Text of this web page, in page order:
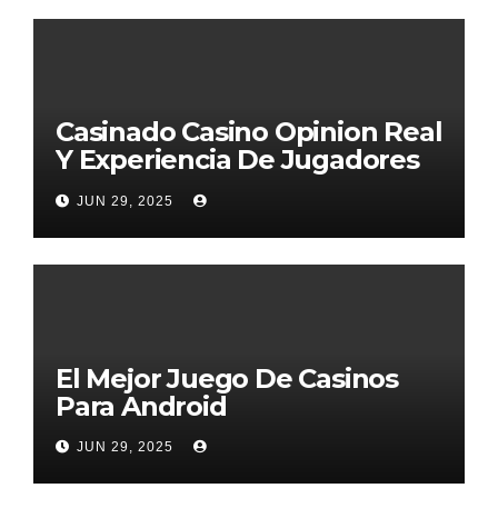
Casinado Casino Opinion Real
Y Experiencia De Jugadores
2026
JUN 29, 2025
El Mejor Juego De Casinos
Para Android
JUN 29, 2025